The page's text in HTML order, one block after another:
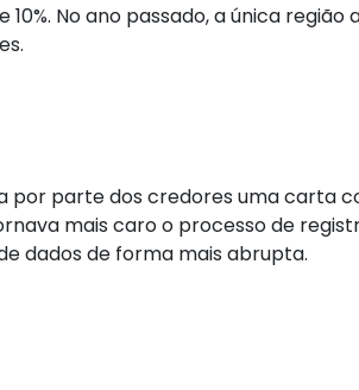
No ano passado, a única região
por parte dos credores uma carta
mais caro o processo de
dados de forma mais abrupta.